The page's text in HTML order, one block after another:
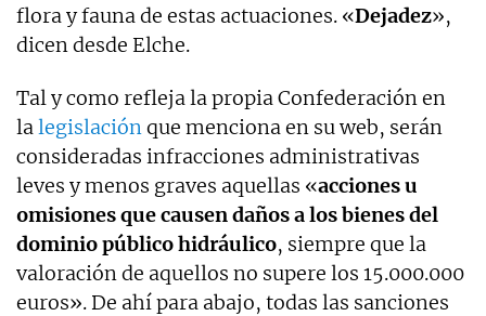
flora y fauna de estas actuaciones. «Dejadez»,
dicen desde Elche.
Tal y como refleja la propia Confederación en
lalegislaciónque menciona en su web, serán
consideradas infracciones administrativas
leves y menos graves aquellas «acciones u
omisiones que causen daños a los bienes del
dominio público hidráulico, siempre que la
valoración de aquellos no supere los 15.000.000
euros». De ahí para abajo, todas las sanciones